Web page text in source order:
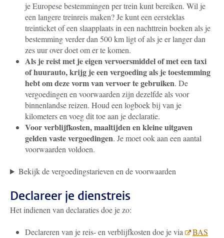
je Europese bestemmingen per trein kunt bereiken. Wil je
een langere treinreis maken? Je kunt een eersteklas
treinticket of een slaapplaats in een nachttrein boeken als je
bestemming verder dan 500 km ligt of als je er langer dan
zes uur over doet om er te komen.
Als je reist met je eigen vervoersmiddel of met een taxi
of huurauto, krijg je een vergoeding als je toestemming
hebt om deze vorm van vervoer te gebruiken. De
vergoedingen en voorwaarden zijn dezelfde als voor
binnenlandse reizen. Houd een logboek bij van je
kilometers en voeg dit toe aan je declaratie.
Voor verblijfkosten, maaltijden en kleine uitgaven
gelden vaste vergoedingen. Je moet ook aan een aantal
voorwaarden voldoen.
Bekijk de vergoedingstarieven en de voorwaarden
Declareer je dienstreis
Het indienen van declaraties doe je zo:
Declareren van je reis- en verblijfkosten doe je via
BAS